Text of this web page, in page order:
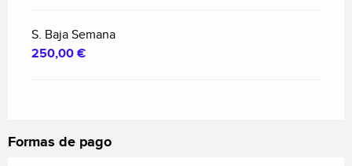
S. Baja Semana
250,00 €
Formas de pago